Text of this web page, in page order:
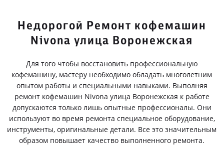
Недорогой Ремонт кофемашин
Nivona улица Воронежская
Для того чтобы восстановить профессиональную
кофемашину, мастеру необходимо обладать многолетним
опытом работы и специальными навыками. Выполняя
ремонт кофемашин Nivona улица Воронежская к работе
допускаются только лишь опытные профессионалы. Они
используют во время ремонта специальное оборудование,
инструменты, оригинальные детали. Все это значительным
образом повышает качество выполненного ремонта.